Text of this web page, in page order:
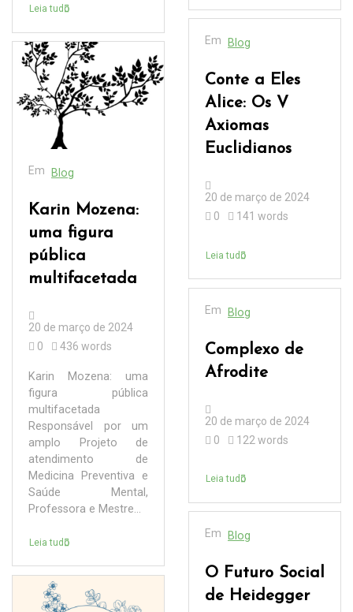
Leia tudo
Em Blog
Karin Mozena:
uma figura
pública
multifacetada
20 de março de 2024
0
436 words
Karin Mozena: uma
figura pública
multifacetada
Responsável por um
amplo Projeto de
atendimento de
Medicina Preventiva e
Saúde Mental,
Professora e Mestre...
Leia tudo
Em Blog
Conte a Eles
Alice: Os V
Axiomas
Euclidianos
20 de março de 2024
0
141 words
Leia tudo
Em Blog
Complexo de
Afrodite
20 de março de 2024
0
122 words
Leia tudo
Em Blog
O Futuro Social
de Heidegger